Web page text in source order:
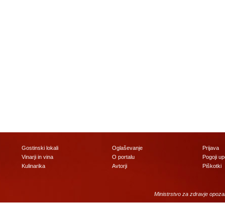
Gostinski lokali
Vinarji in vina
Kulinarika
Oglaševanje
O portalu
Avtorji
Prijava
Pogoji
Piškotki
Ministrstvo za zdravje